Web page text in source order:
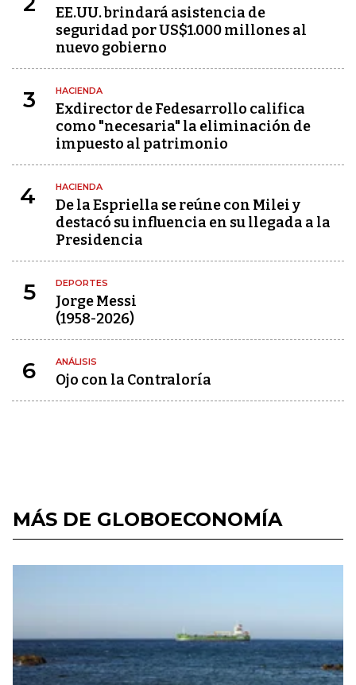
EE.UU. brindará asistencia de
seguridad por US$1.000 millones al
nuevo gobierno
3 HACIENDA
Exdirector de Fedesarrollo califica
como "necesaria" la eliminación de
impuesto al patrimonio
4 HACIENDA
De la Espriella se reúne con Milei y
destacó su influencia en su llegada a la
Presidencia
5 DEPORTES
Jorge Messi
(1958-2026)
6 ANÁLISIS
Ojo con la Contraloría
MÁS DE GLOBOECONOMÍA